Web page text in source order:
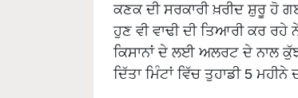
ਕਣਕ ਦੀ ਸਰਕਾਰੀ ਖ਼ਰੀਦ ਸ਼ੁਰੂ
ਹੁਣ ਵੀ ਵਾਢੀ ਦੀ ਤਿਆਰੀ ਕਰ ਰਹੇ
ਕਿਸਾਨਾਂ ਦੇ ਲਈ ਅਲਰਟ ਦੇ ਨਾਲ
ਦਿੱਤਾ ਮਿੰਟਾਂ ਵਿੱਚ ਤੁਹਾਡੀ 5 ਮਹੀਨੇ